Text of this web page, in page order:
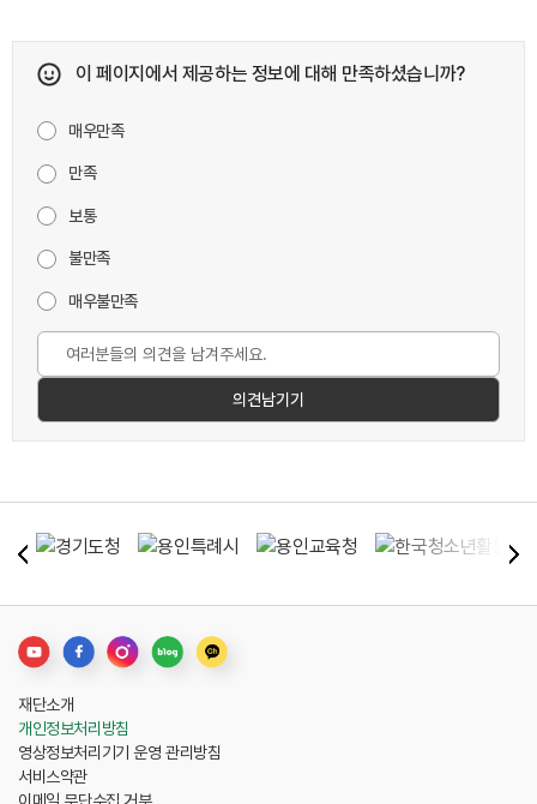
이 페이지에서 제공하는 정보에 대해 만족하셨습니까?
매우만족
만족
보통
불만족
매우불만족
재단소개
개인정보처리방침
영상정보처리기기 운영 관리방침
서비스약관